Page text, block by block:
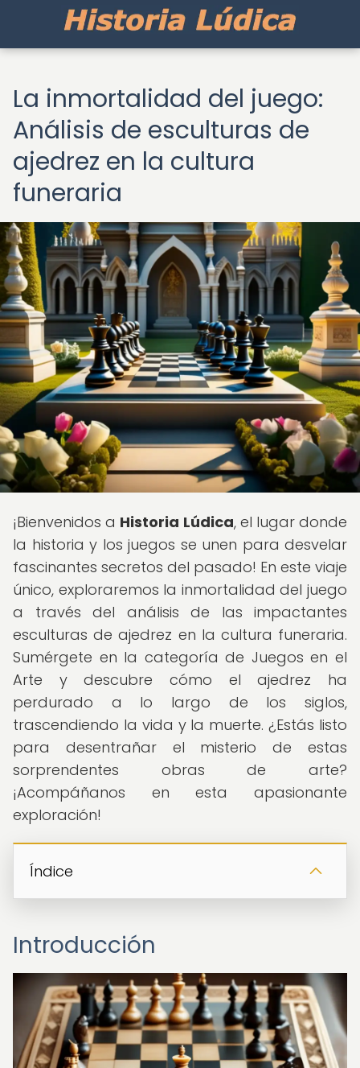
La inmortalidad del juego:
Análisis de esculturas de
ajedrez en la cultura
funeraria
¡Bienvenidos a Historia Lúdica, el lugar donde
la historia y los juegos se unen para desvelar
fascinantes secretos del pasado! En este viaje
único, exploraremos la inmortalidad del juego
a través del análisis de las impactantes
esculturas de ajedrez en la cultura funeraria.
Sumérgete en la categoría de Juegos en el
Arte y descubre cómo el ajedrez ha
perdurado a lo largo de los siglos,
trascendiendo la vida y la muerte. ¿Estás listo
para desentrañar el misterio de estas
sorprendentes obras de arte?
¡Acompáñanos en esta apasionante
exploración!
Índice
Introducción